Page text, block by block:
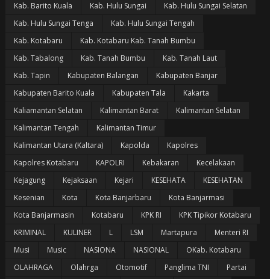
Kab. Barito Kuala
Kab. Hulu Sungai
Kab. Hulu Sungai Selatan
Kab. Hulu Sungai Tenga
Kab. Hulu Sungai Tengah
Kab. Kotabaru
Kab. Kotabaru Kab. Tanah Bumbu
Kab. Tabalong
Kab. Tanah Bumbu
Kab. Tanah Laut
Kab. Tapin
Kabupaten Balangan
Kabupaten Banjar
Kabupaten Barito Kuala
Kabupaten Tala
Kakarta
Kaliamantan Selatan
Kalimantan Barat
Kalimantan Selatan
Kalimantan Tengah
Kalimantan Timur
Kalimantan Utara (Kaltara)
Kapolda
Kapolres
Kapolres Kotabaru
KAPOLRI Kebakaran
Kecelakaan
Kejagung
Kejaksaan Kejari KESEHATA
KESEHATAN
Kesenian
Kota Kota Banjarbaru
Kota Banjarmasi
Kota Banjarmasin
Kotabaru KPK RI
KPK Tipikor Kotabaru
KRIMINAL
KULINER L LSM Martapura
Menteri RI
Musi
Music NASIONA NASIONAL
OKab. Kotabaru
OLAHRAGA
Olahrga Otomotif Panglima TNI
Partai